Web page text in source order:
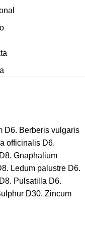
D6. Berberis vulgaris
officinalis D6.
Gnaphalium
Ledum palustre D6.
Pulsatilla D6.
D30. Zincum